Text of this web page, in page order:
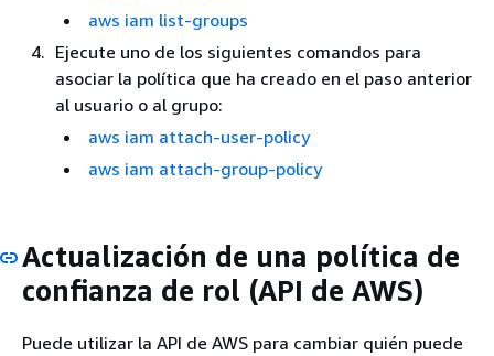
aws iam list-groups
Ejecute uno de los siguientes comandos para
asociar la política que ha creado en el paso anterior
al usuario o al grupo:
aws iam attach-user-policy
aws iam attach-group-policy
Actualización de una política de
confianza de rol (API de AWS)
Puede utilizar la API de AWS para cambiar quién puede